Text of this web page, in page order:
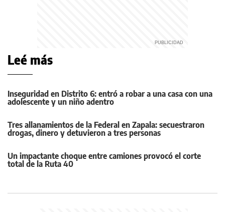
Leé más
Inseguridad en Distrito 6: entró a robar a una casa con una
adolescente y un niño adentro
Tres allanamientos de la Federal en Zapala: secuestraron
drogas, dinero y detuvieron a tres personas
Un impactante choque entre camiones provocó el corte
total de la Ruta 40